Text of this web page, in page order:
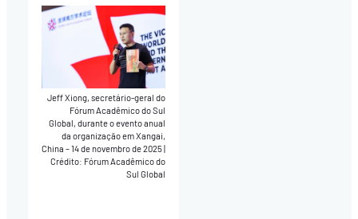
Jeff Xiong, secretário-geral do
Fórum Acadêmico do Sul
Global, durante o evento anual
da organização em Xangai,
China – 14 de novembro de 2025|
Crédito: Fórum Acadêmico do
Sul Global